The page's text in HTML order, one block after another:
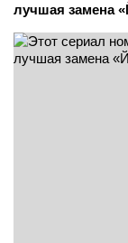
лучшая замена